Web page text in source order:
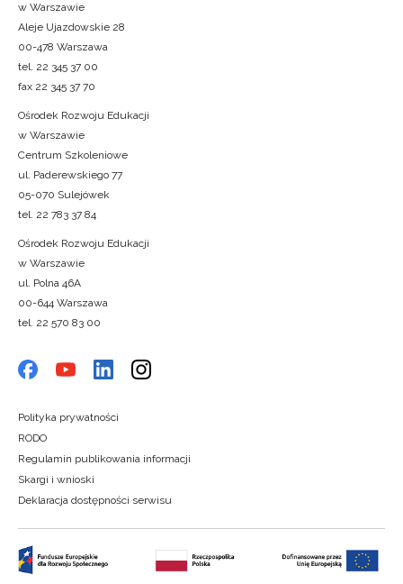
w Warszawie
Aleje Ujazdowskie 28
00-478 Warszawa
tel. 22 345 37 00
fax 22 345 37 70
Ośrodek Rozwoju Edukacji
w Warszawie
Centrum Szkoleniowe
ul. Paderewskiego 77
05-070 Sulejówek
tel. 22 783 37 84
Ośrodek Rozwoju Edukacji
w Warszawie
ul. Polna 46A
00-644 Warszawa
tel. 22 570 83 00
Polityka prywatności
RODO
Regulamin publikowania informacji
Skargi i wnioski
Deklaracja dostępności serwisu